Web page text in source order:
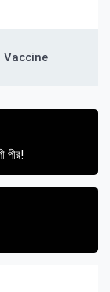
Vaccine
পীর!